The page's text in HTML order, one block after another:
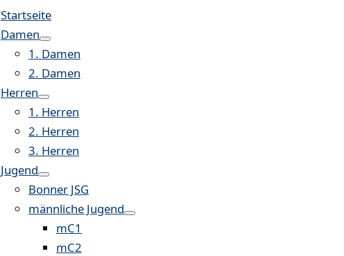
Startseite
Damen
1. Damen
2. Damen
Herren
1. Herren
2. Herren
3. Herren
Jugend
Bonner JSG
männliche Jugend
mC1
mC2